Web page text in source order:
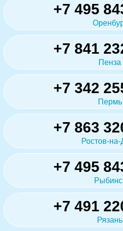
+7 495
+7 841
Пенза
+7 342
Пермь
+7 863
Ростов-
+7 495
+7 491
Рязань